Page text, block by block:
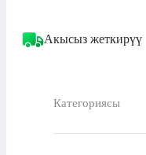
Акысыз жеткирүү
Категориясы